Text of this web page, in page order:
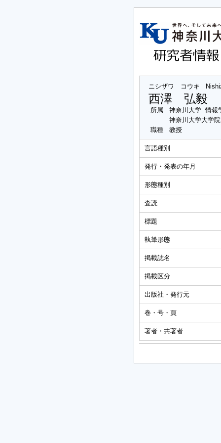
ニシザワ コウキ
西澤 弘毅
所属
神奈川大学 情報
神奈川大学大学
職種
教授
言語種別
発行・発表の年月
形態種別
査読
標題
執筆形態
掲載誌名
掲載区分
出版社・発行元
巻・号・頁
著者・共著者